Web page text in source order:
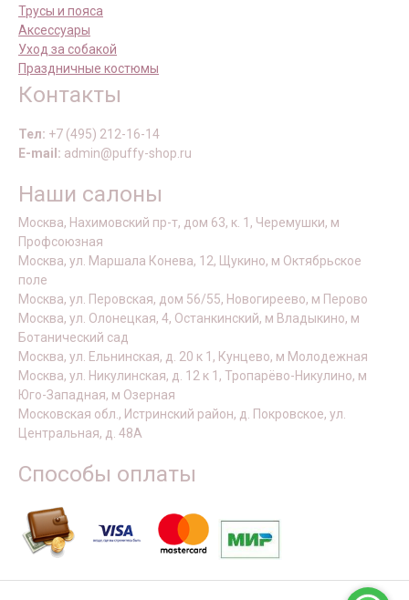
Трусы и пояса
Аксессуары
Уход за собакой
Праздничные костюмы
Контакты
Тел: +7 (495) 212-16-14
E-mail: admin@puffy-shop.ru
Наши салоны
Москва, Нахимовский пр-т, дом 63, к. 1, Черемушки, м
Профсоюзная
Москва, ул. Маршала Конева, 12, Щукино, м Октябрьское
поле
Москва, ул. Перовская, дом 56/55, Новогиреево, м Перово
Москва, ул. Олонецкая, 4, Останкинский, м Владыкино, м
Ботанический сад
Москва, ул. Ельнинская, д. 20 к 1, Кунцево, м Молодежная
Москва, ул. Никулинская, д. 12 к 1, Тропарёво-Никулино, м
Юго-Западная, м Озерная
Московская обл., Истринский район, д. Покровское, ул.
Центральная, д. 48А
Способы оплаты